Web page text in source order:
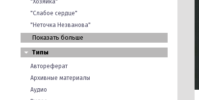
"Хозяйка"
"Слабое сердце"
"Неточка Незванова"
Показать больше
Типы
Автореферат
Архивные материалы
Аудио